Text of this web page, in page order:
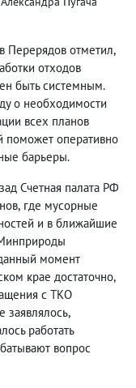
Перерядов отметил,
отходов
быть системным.
о необходимости
всех планов
поможет оперативно
барьеры.
Счетная палата РФ
, где мусорные
и в ближайшие
момент
крае достаточно,
с ТКО
заявлялось,
работать
вопрос